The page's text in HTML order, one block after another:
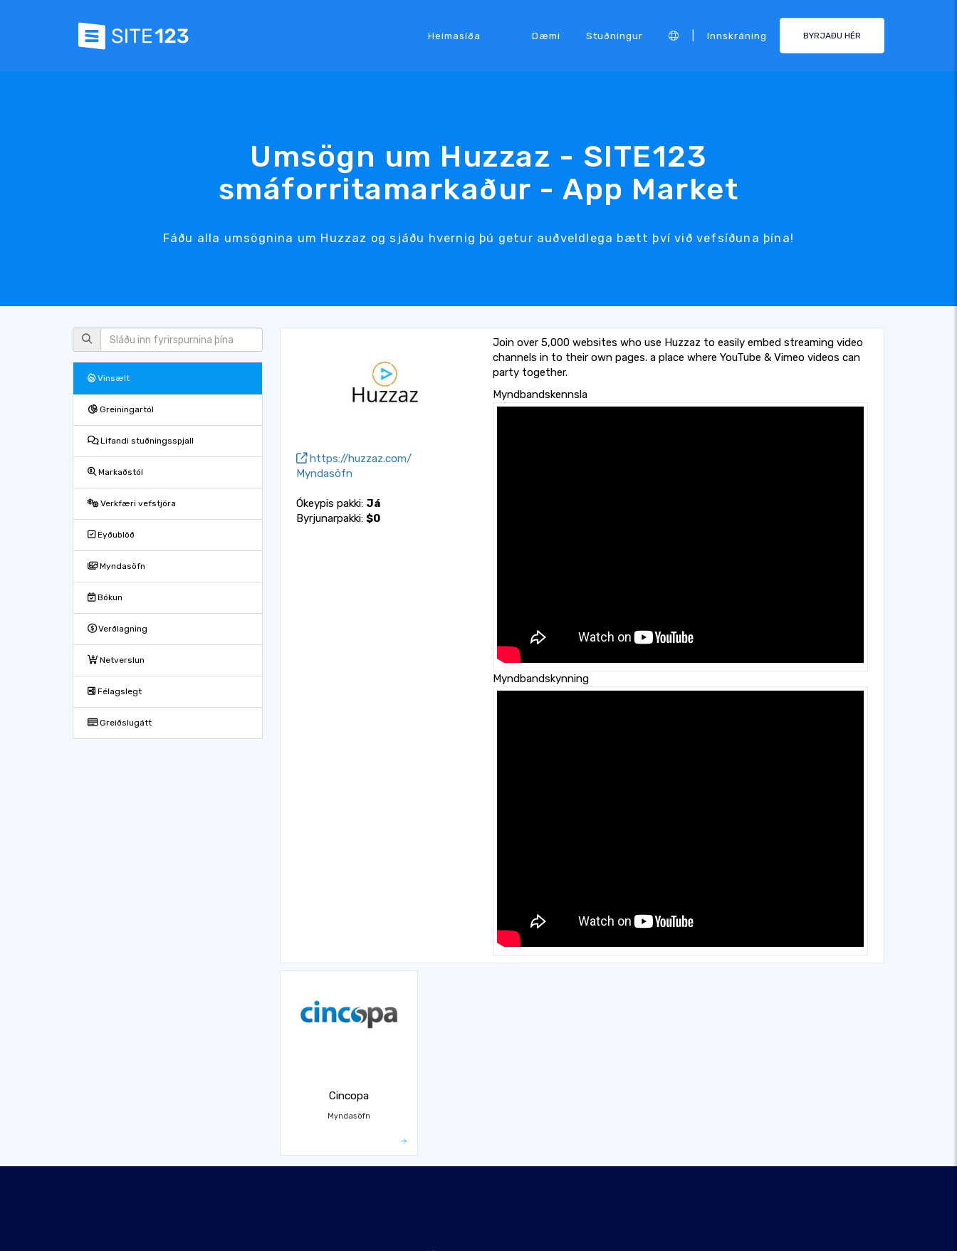
Heimasíða Dæmi Stuðningur Innskráning BYRJAÐU HÉR
Umsögn um Huzzaz - SITE123
smáforritamarkaður - App Market
Fáðu alla umsögnina um Huzzaz og sjáðu hvernig þú getur auðveldlega bætt því við vefsíðuna þína!
Vinsælt
Greiningartól
Lifandi stuðningsspjall
Markaðstól
Verkfæri vefstjóra
Eyðublöð
Myndasöfn
Bókun
Verðlagning
Netverslun
Félagslegt
Greiðslugátt
https://huzzaz.com/
Myndasöfn
Ókeypis pakki: Já
Byrjunarpakki: $0
Join over 5,000 websites who use Huzzaz to easily embed streaming video
channels in to their own pages. a place where YouTube & Vimeo videos can
party together.
Myndbandskennsla
Myndbandskynning
Cincopa
Myndasöfn